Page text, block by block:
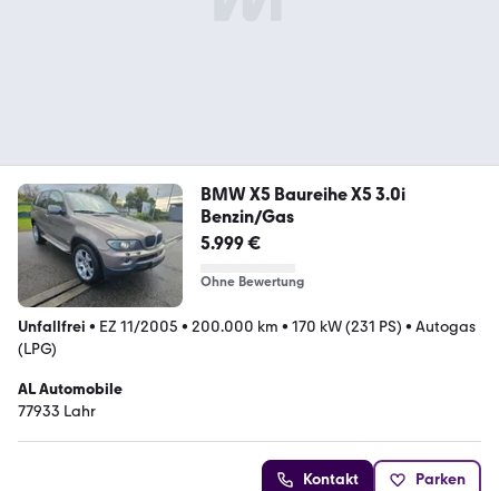
BMW X5 Baureihe X5 3.0i
Benzin/Gas
5.999 €
Ohne Bewertung
Unfallfrei • EZ 11/2005 • 200.000 km • 170 kW (231 PS) • Autogas
(LPG)
AL Automobile
77933 Lahr
Kontakt Parken